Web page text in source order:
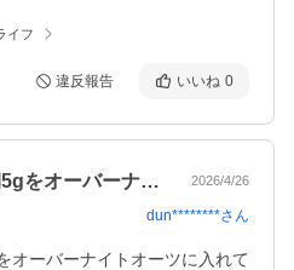
イフ
違反報告 いいね 0
をオーバーナ… 2026/4/26
dun********さん
オーバーナイトオーツに入れて